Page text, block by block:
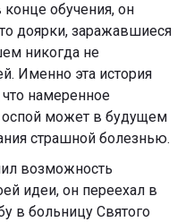
конце обучения, он
доярки, заражавшиеся
никогда не
Именно эта история
намеренное
может в будущем
страшной болезнью.
возможность
идеи, он переехал в
в больницу Святого